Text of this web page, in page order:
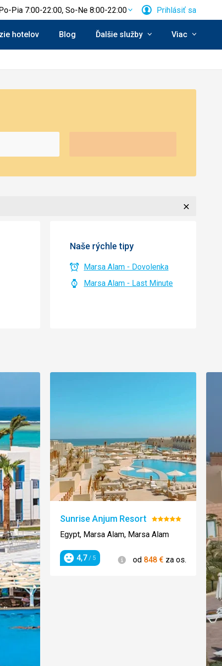
Pia 7:00-22:00, So-Ne 8:00-22:00 Prihlásiť sa
hotelov Blog Ďalšie služby Viac
Naše rýchle tipy
Marsa Alam - Dovolenka
Marsa Alam - Last Minute
Sunrise Anjum Resort Hodnotenie:
5/5
Egypt, Marsa Alam, Marsa Alam
Hodnotenie
4,7 / 5 Informácie
od 848 € za os.